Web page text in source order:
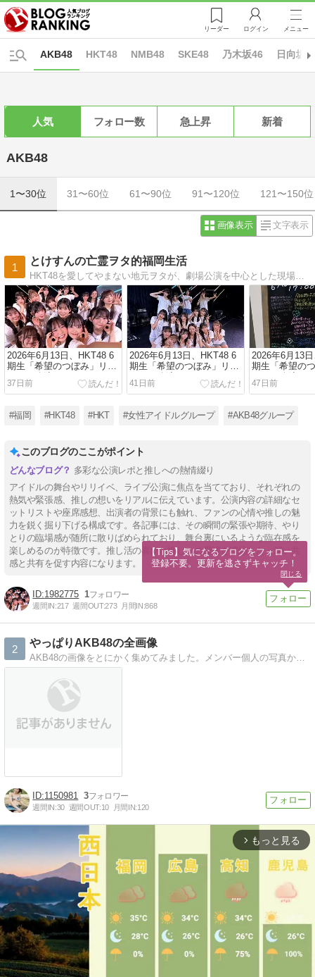
リーダー ログイン メニュー
AKB48 HKT48 NMB48 SKE48 乃木坂46 日向坂
人気 フォロー数 急上昇 新着
AKB48
1〜30位 31〜60位 61〜90位 91〜120位 121〜150位
画像表示 文字表示
1
とけすんの亡霊ヲタ的福岡生活
2026年6月13日、HKT48 6
期生「希望のつぼみ」リバ
イバル公演(その三)
37日前
2026年6月13日、HKT48 6
期生「希望のつぼみ」リバ
イバル公演(その二)
41日前
2026年6月13
期生「希望の
イバル公演(そ
47日前
#福岡 #HKT48 #HKT #女性アイドルグループ #AKB48グループ
このブログのここがポイント
多彩な公演レポと推しへの熱情綴り
アイドルの舞台やリリイベ、ライブ公演に焦点を当てており、それぞれの
熱気や緊張感、推しの想いをリアルに伝えています。公演内容の詳細なセ
ットリストや座席感想、出演者の背景にも触れ、ファンの心情や推しの魅
力を鋭く掘り下げる構成です。各記事には、その瞬間の緊張や期待、やり
とりの臨場感が随所に散りばめられており、舞台裏にいるような臨在感を
楽しめるのが特徴です。推し活の喜びと推しへの愛情を濃縮した、深い共
感と共有を促す内容になります。
1982775 1
週間IN:217 週間OUT:273 月間IN:868
2
やっぱりAKB48の全画像
AKB48の画像をとにかく集めてみました。メンバー個人の写真から集合写真まで盛り沢山の内容でお届けします！
1150981 3
週間IN:30 週間OUT:10 月間IN:120
arrow_forward_ios もっと見る
【Tips】気になるブログをフォロー。
登録不要。更新を逃さずキャッチ！
閉じる